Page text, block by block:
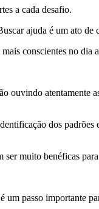
a cada desafio.
ajuda é um ato de
conscientes no dia
ouvindo atentamente
dos
ser muito benéficas
um passo importante